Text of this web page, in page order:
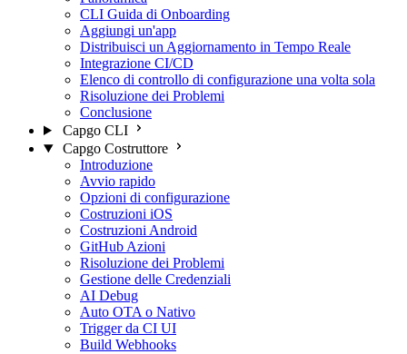
CLI Guida di Onboarding
Aggiungi un'app
Distribuisci un Aggiornamento in Tempo Reale
Integrazione CI/CD
Elenco di controllo di configurazione una volta sola
Risoluzione dei Problemi
Conclusione
Capgo CLI
Capgo Costruttore
Introduzione
Avvio rapido
Opzioni di configurazione
Costruzioni iOS
Costruzioni Android
GitHub Azioni
Risoluzione dei Problemi
Gestione delle Credenziali
AI Debug
Auto OTA o Nativo
Trigger da CI UI
Build Webhooks